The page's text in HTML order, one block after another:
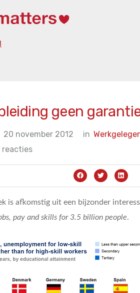
geen
20 november 2012 in
reacties
is afkomstig uit een bijzonder
pay and skills for 3.5 billion people.